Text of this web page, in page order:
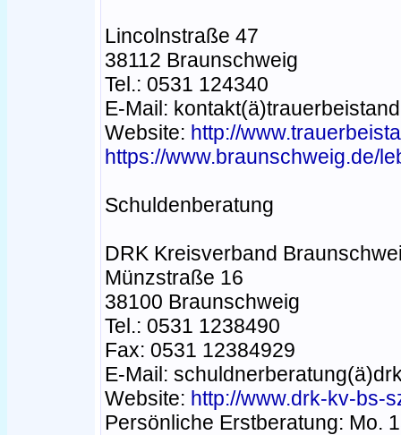
Lincolnstraße 47
38112 Braunschweig
Tel.: 0531 124340
E-Mail:
Website: http://
https://www.braunschweig.de/
Schuldenberatung
DRK Kreisverband
Münzstraße 16
38100 Braunschweig
Tel.: 0531 1238490
Fax: 0531 12384929
E-Mail:
Website: http://www.drk-kv-bs-
Persönliche Erstberatung: Mo.